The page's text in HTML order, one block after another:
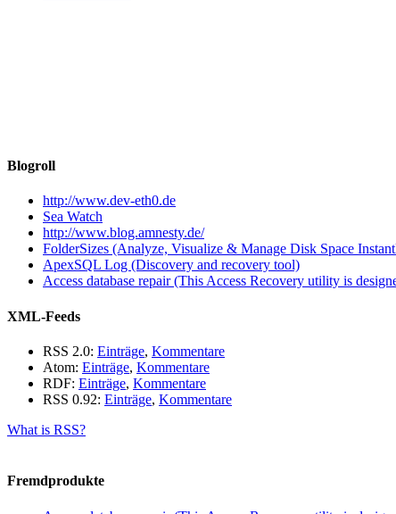
Blogroll
http://www.dev-eth0.de
Sea Watch
http://www.blog.amnesty.de/
FolderSizes (Analyze, Visualize & Manage Disk Space
ApexSQL Log (Discovery and recovery tool)
Access database repair (This Access Recovery utility is
XML-Feeds
RSS 2.0: Einträge, Kommentare
Atom: Einträge, Kommentare
RDF: Einträge, Kommentare
RSS 0.92: Einträge, Kommentare
What is RSS?
Fremdprodukte